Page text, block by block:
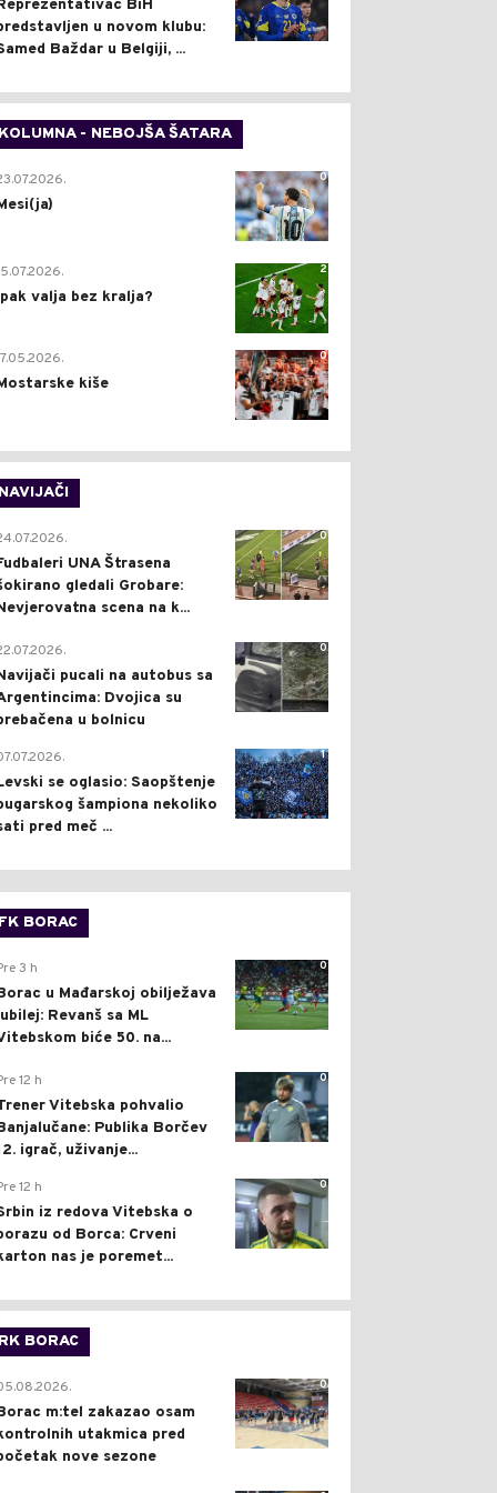
BiH
u novom klubu:
Baždar u Belgiji, ...
KOLUMNA - NEBOJŠA ŠATARA
0
2
valja bez kralja?
0
kiše
NAVIJAČI
0
UNA Štrasena
gledali Grobare:
scena na k...
0
pucali na autobus sa
Dvojica su
u bolnicu
1
se oglasio: Saopštenje
šampiona nekoliko
pred meč ...
FK BORAC
0
3 h
u Mađarskoj obilježava
Revanš sa ML
biće 50. na...
0
12 h
Vitebska pohvalio
Publika Borčev
igrač, uživanje...
0
12 h
iz redova Vitebska o
od Borca: Crveni
nas je poremet...
RK BORAC
0
m:tel zakazao osam
utakmica pred
nove sezone